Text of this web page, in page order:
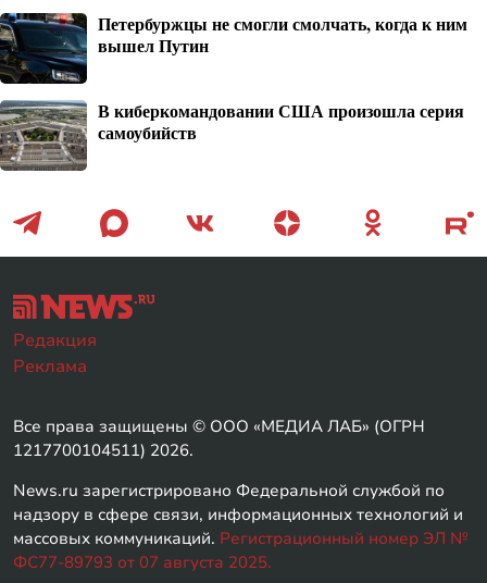
Петербуржцы не смогли смолчать, когда к ним
вышел Путин
В киберкомандовании США произошла серия
самоубийств
Редакция
Реклама
Все права защищены © ООО «МЕДИА ЛАБ» (ОГРН
1217700104511) 2026.
News.ru зарегистрировано Федеральной службой по
надзору в сфере связи, информационных технологий и
массовых коммуникаций. Регистрационный номер ЭЛ №
ФС77-89793 от 07 августа 2025.